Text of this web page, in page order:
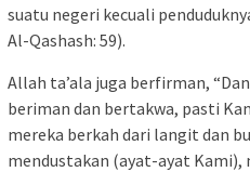
suatu negeri kecuali
Al-Qashash: 59).
Allah ta’ala juga berfirman,
beriman dan bertakwa, pasti
mereka berkah dari langit dan
mendustakan (ayat-ayat Kami),